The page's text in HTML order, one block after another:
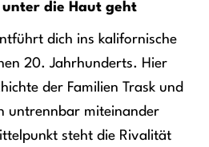
unter die Haut geht
dich ins kalifornische
20. Jahrhunderts. Hier
der Familien Trask und
untrennbar miteinander
steht die Rivalität